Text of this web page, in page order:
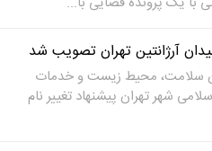
آرژانتین تهران تصویب شد
سلامت، محیط زیست و خدمات
شهر تهران پیشنهاد تغییر نام